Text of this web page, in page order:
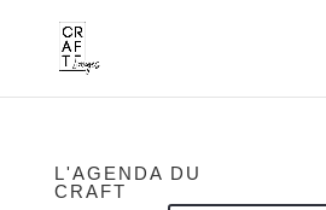
L'AGENDA DU
CRAFT